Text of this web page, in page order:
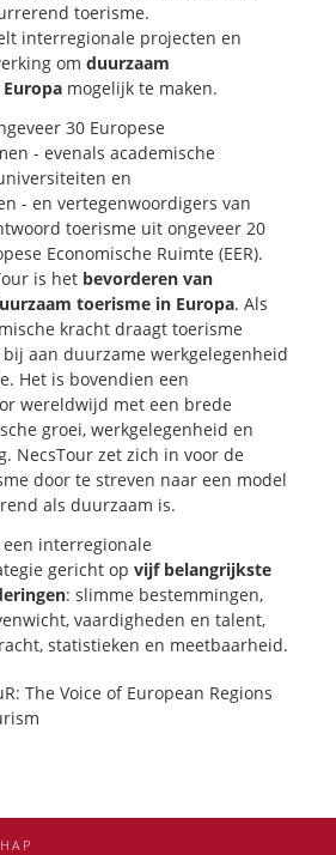
toerisme.
interregionale projecten en
om duurzaam
mogelijk te maken.
30 Europese
- evenals academische
en
- en vertegenwoordigers van
toerisme uit ongeveer 20
Economische Ruimte (EER).
is het bevorderen van
toerisme in Europa. Als
kracht draagt toerisme
aan duurzame werkgelegenheid
Het is bovendien een
wereldwijd met een brede
groei, werkgelegenheid en
NecsTour zet zich in voor de
door te streven naar een model
als duurzaam is.
een interregionale
gericht op vijf belangrijkste
: slimme bestemmingen,
vaardigheden en talent,
statistieken en meetbaarheid.